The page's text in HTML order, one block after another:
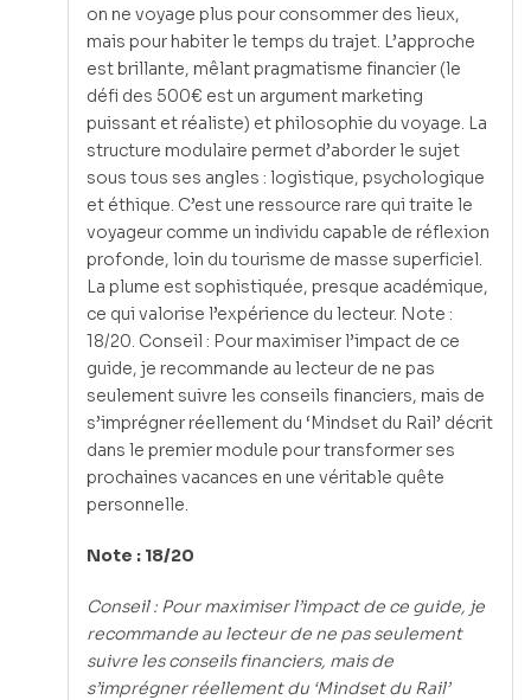
on ne voyage plus pour consommer des lieux,
mais pour habiter le temps du trajet. L’approche
est brillante, mêlant pragmatisme financier (le
défi des 500€ est un argument marketing
puissant et réaliste) et philosophie du voyage. La
structure modulaire permet d’aborder le sujet
sous tous ses angles : logistique, psychologique
et éthique. C’est une ressource rare qui traite le
voyageur comme un individu capable de réflexion
profonde, loin du tourisme de masse superficiel.
La plume est sophistiquée, presque académique,
ce qui valorise l’expérience du lecteur. Note :
18/20. Conseil : Pour maximiser l’impact de ce
guide, je recommande au lecteur de ne pas
seulement suivre les conseils financiers, mais de
s’imprégner réellement du ‘Mindset du Rail’ décrit
dans le premier module pour transformer ses
prochaines vacances en une véritable quête
personnelle.
Note : 18/20
Conseil : Pour maximiser l’impact de ce guide, je
recommande au lecteur de ne pas seulement
suivre les conseils financiers, mais de
s’imprégner réellement du ‘Mindset du Rail’